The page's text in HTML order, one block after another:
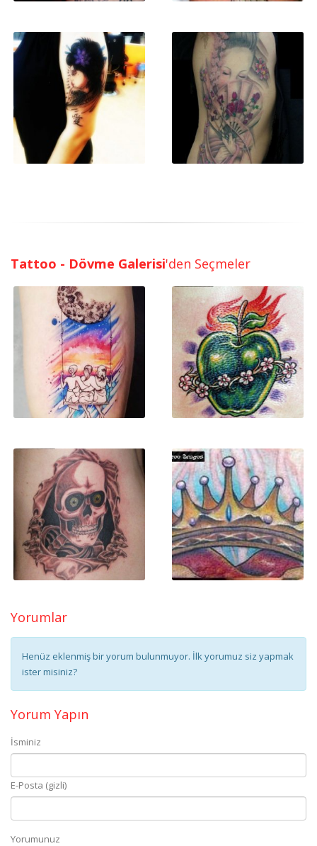
Tattoo - Dövme Galerisi'den Seçmeler
Yorumlar
Henüz eklenmiş bir yorum bulunmuyor. İlk yorumuz siz yapmak
ister misiniz?
Yorum Yapın
İsminiz
E-Posta (gizli)
Yorumunuz